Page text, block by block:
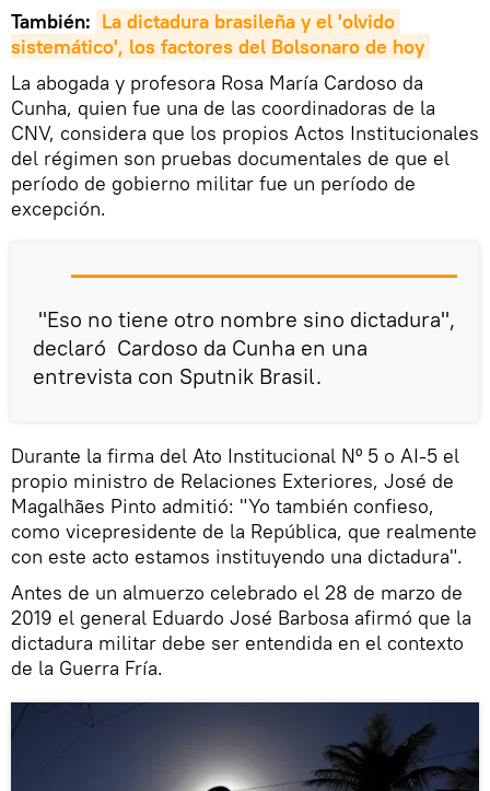
También: La dictadura brasileña y el 'olvido
sistemático', los factores del Bolsonaro de hoy
La abogada y profesora Rosa María Cardoso da
Cunha, quien fue una de las coordinadoras de la
CNV, considera que los propios Actos Institucionales
del régimen son pruebas documentales de que el
período de gobierno militar fue un período de
excepción.
"Eso no tiene otro nombre sino dictadura",
declaró Cardoso da Cunha en una
entrevista con Sputnik Brasil.
Durante la firma del Ato Institucional Nº 5 o AI-5 el
propio ministro de Relaciones Exteriores, José de
Magalhães Pinto admitió: "Yo también confieso,
como vicepresidente de la República, que realmente
con este acto estamos instituyendo una dictadura".
Antes de un almuerzo celebrado el 28 de marzo de
2019 el general Eduardo José Barbosa afirmó que la
dictadura militar debe ser entendida en el contexto
de la Guerra Fría.